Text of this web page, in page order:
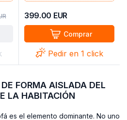
399.00 EUR
Comprar
Pedir en 1 click
FORMA AISLADA DEL
LA HABITACIÓN
es el elemento dominante. No uno